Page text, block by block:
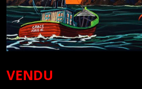
VENDU